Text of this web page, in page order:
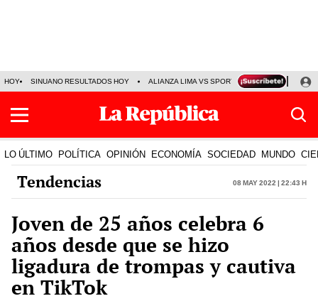
HOY SINUANO RESULTADOS HOY ALIANZA LIMA VS SPORT BOYS JORGE
LO ÚLTIMO POLÍTICA OPINIÓN ECONOMÍA SOCIEDAD MUNDO
Tendencias 08 May 2022 | 22:43 h
Joven de 25 años celebra 6
años desde que se hizo
ligadura de trompas y cautiva
en TikTok